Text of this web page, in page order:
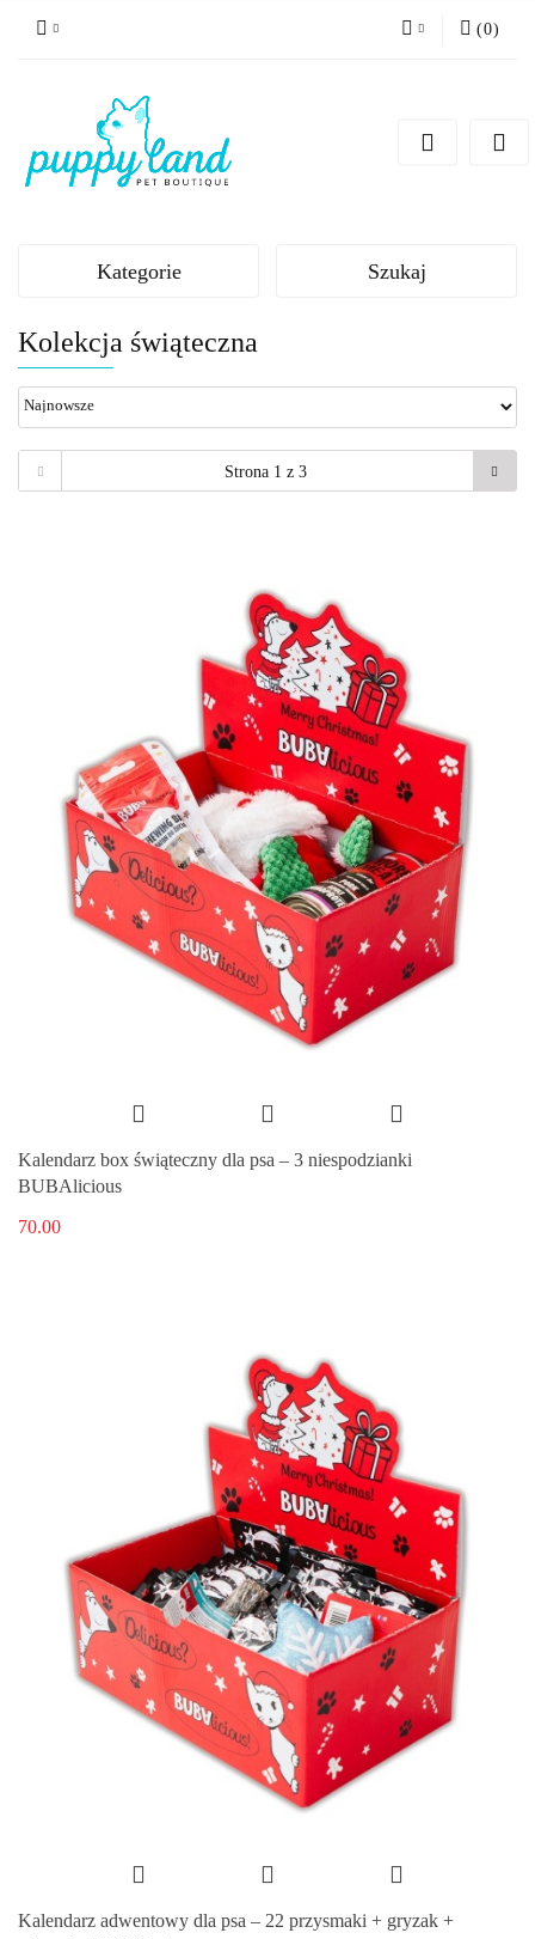
(0)
Kategorie Szukaj
Kolekcja świąteczna
Kalendarz box świąteczny dla psa – 3 niespodzianki
BUBAlicious
70.00
Kalendarz adwentowy dla psa – 22 przysmaki + gryzak +